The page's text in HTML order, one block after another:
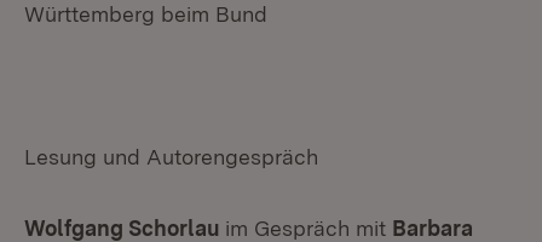
Württemberg beim Bund
Lesung und Autorengespräch
Wolfgang Schorlau im Gespräch mit Barbara